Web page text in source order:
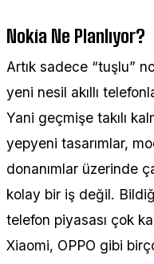
Nokia Ne Planlıyor?
Artık sadece “tuşlu”
yeni nesil akıllı
Yani geçmişe takılı
yepyeni tasarımlar,
donanımlar üzerinde
kolay bir iş değil.
telefon piyasası çok
Xiaomi, OPPO gibi